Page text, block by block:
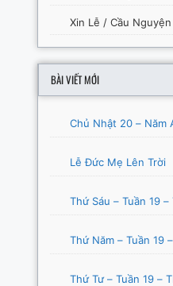
Xin Lễ / Cầu Nguyện
BÀI VIẾT MỚI
Chủ Nhật 20 – Năm
Lễ Đức Mẹ Lên Trời
Thứ Sáu – Tuần 19 –
Thứ Năm – Tuần 19
Thứ Tư – Tuần 19 –